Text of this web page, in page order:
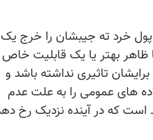
پول خرد ته جیبشان را خرج
ظاهر بهتر یا یک قابلیت
تاثیری نداشته باشد و
های عمومی را به علت عدم
است که در آینده نزدیک رخ